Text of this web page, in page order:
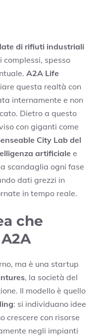
di rifiuti industriali
spesso
A2A Life
questa realtà con
internamente e non
Dietro a questo
con giganti come
City Lab del
artificiale e
scandaglia ogni fase
dati grezzi in
in tempo reale.
che
ma è una startup
, la società del
Il modello è quello
: si individuano idee
crescere con risorse
negli impianti